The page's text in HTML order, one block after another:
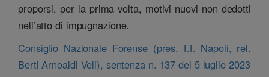
proporsi, per la prima volta, motivi nuovi non dedotti
nell’atto di impugnazione.
Consiglio Nazionale Forense (pres. f.f. Napoli, rel.
Berti Arnoaldi Veli), sentenza n. 137 del 5 luglio 2023